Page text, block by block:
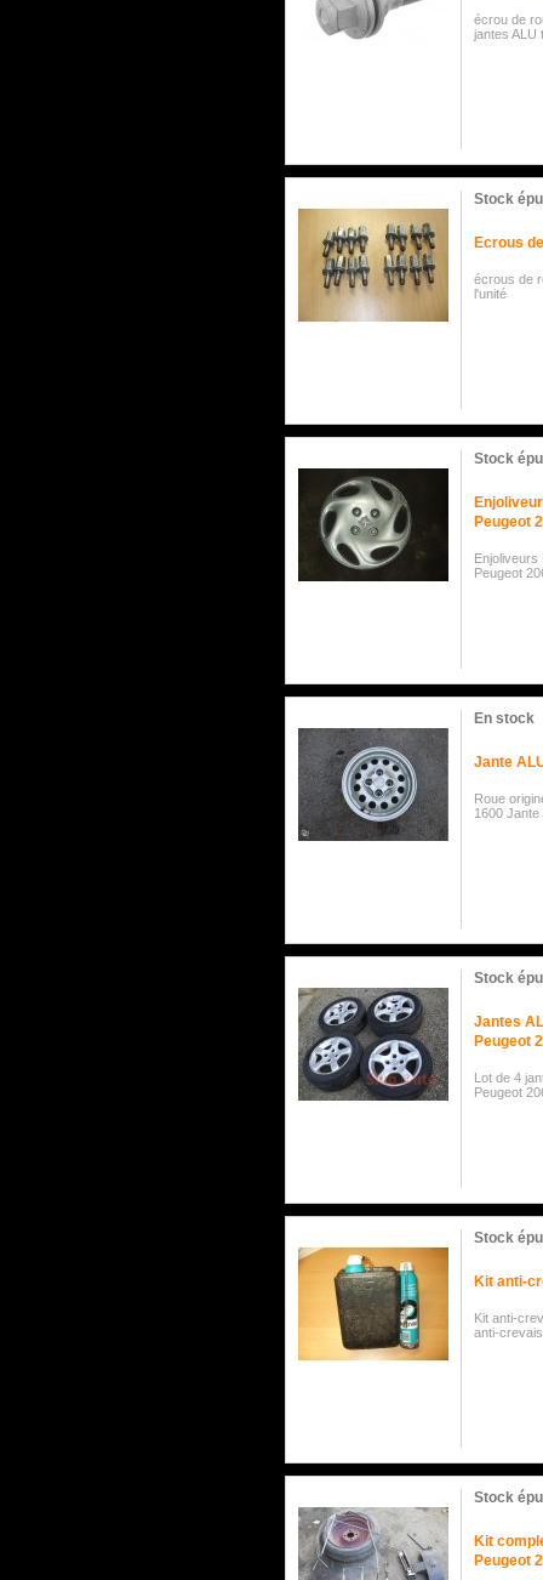
écrou de
jantes ALU
Stock
Ecrous
écrous de
l'unité
Stock
Peugeot
Enjoliveurs
Peugeot
En stock
Jante
Roue
1600
Stock
Jantes
Peugeot
Lot de 4
Peugeot
Stock
Kit anti-
Kit anti-
anti-
Stock
Kit
Peugeot